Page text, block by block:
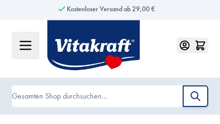
Kostenloser Versand ab 29,00 €